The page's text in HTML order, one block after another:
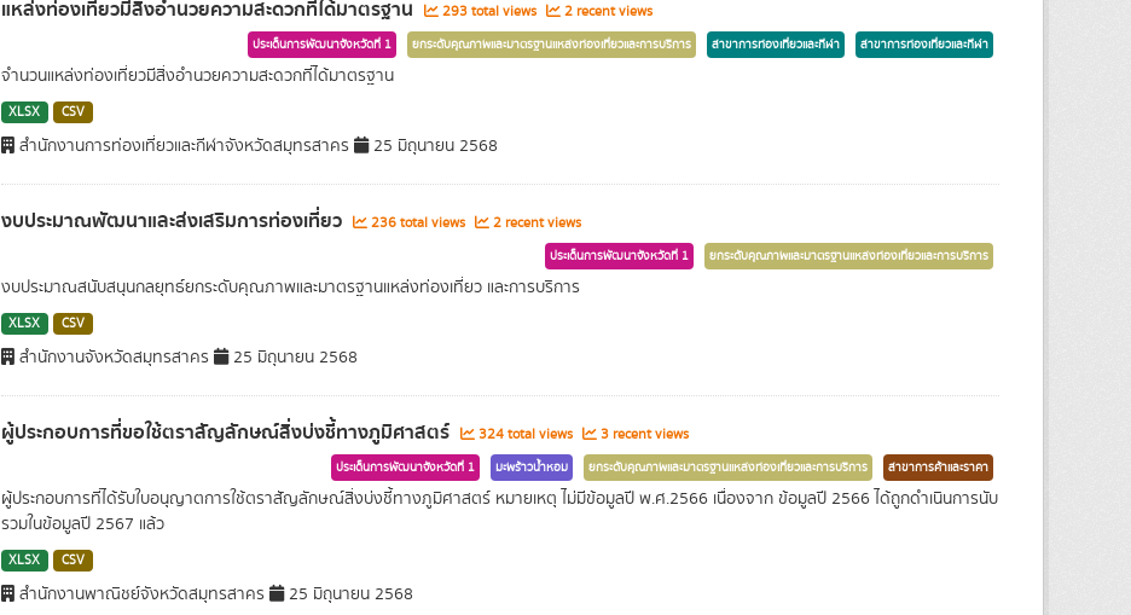
แหล่งท่องเที่ยวมีสิ่งอำนวยความสะดวกที่ได้มาตรฐาน 293 total views 2 recent views
ประเด็นการพัฒนาจังหวัดที่ 1 ยกระดับคุณภาพและมาตรฐานแหล่งท่องเที่ยวและการบริการ สาขาการท่องเที่ยวและกีฬา สาขาการท่องเที่ยวและกีฬา
จำนวนแหล่งท่องเที่ยวมีสิ่งอำนวยความสะดวกที่ได้มาตรฐาน
XLSX CSV
สำนักงานการท่องเที่ยวและกีฬาจังหวัดสมุทรสาคร 25 มิถุนายน 2568
งบประมาณพัฒนาและส่งเสริมการท่องเที่ยว 236 total views 2 recent views
ประเด็นการพัฒนาจังหวัดที่ 1 ยกระดับคุณภาพและมาตรฐานแหล่งท่องเที่ยวและการบริการ
งบประมาณสนับสนุนกลยุทธ์ยกระดับคุณภาพและมาตรฐานแหล่งท่องเที่ยว และการบริการ
XLSX CSV
สำนักงานจังหวัดสมุทรสาคร 25 มิถุนายน 2568
ผู้ประกอบการที่ขอใช้ตราสัญลักษณ์สิ่งบ่งชี้ทางภูมิศาสตร์ 324 total views 3 recent views
ประเด็นการพัฒนาจังหวัดที่ 1 มะพร้าวน้ำหอม ยกระดับคุณภาพและมาตรฐานแหล่งท่องเที่ยวและการบริการ สาขาการค้าและราคา
ผู้ประกอบการที่ได้รับใบอนุญาตการใช้ตราสัญลักษณ์สิ่งบ่งชี้ทางภูมิศาสตร์ หมายเหตุ ไม่มีข้อมูลปี พ.ศ.2566 เนื่องจาก ข้อมูลปี 2566 ได้ถูกดำเนินการนับ
รวมในข้อมูลปี 2567 แล้ว
XLSX CSV
สำนักงานพาณิชย์จังหวัดสมุทรสาคร 25 มิถุนายน 2568